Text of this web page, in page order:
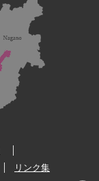
リンク集